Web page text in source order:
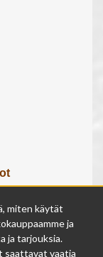
miten käytät
ja
ja tarjouksia.
vaatia